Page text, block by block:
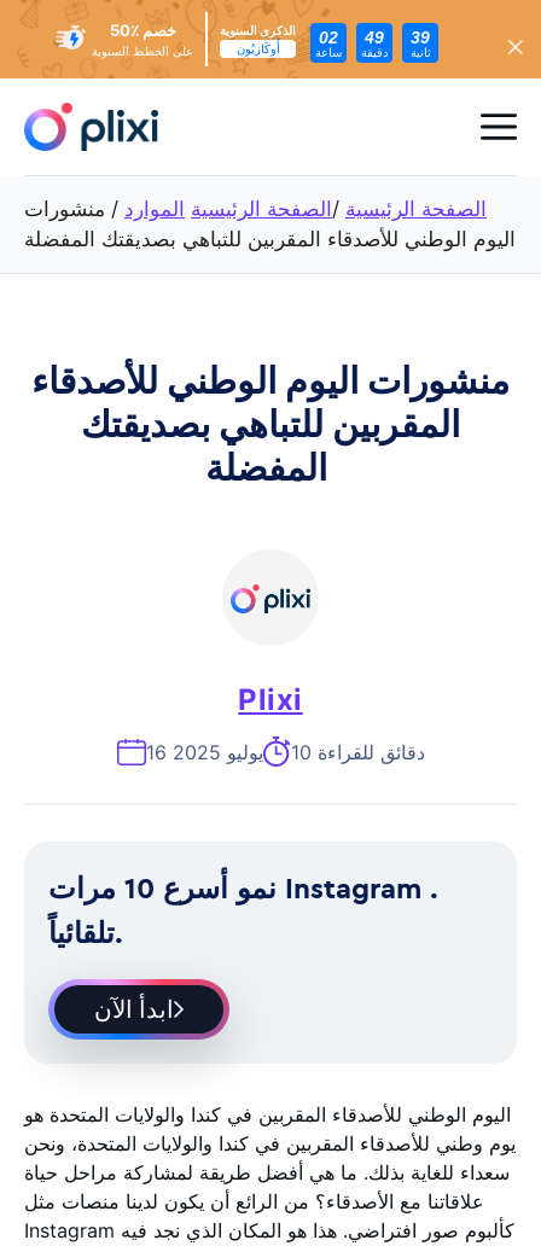
إلى
المحتوى
خصم ٪50
على الخطط السنوية
الذكرى السنوية
أُوكَازيُون
02
ساعة
49
دقيقة
37
ثانية
الصفحة الرئيسية / الصفحة الرئيسية الموارد / منشورات
اليوم الوطني للأصدقاء المقربين للتباهي بصديقتك المفضلة
منشورات اليوم الوطني للأصدقاء
المقربين للتباهي بصديقتك
Plixi
16 يوليو 2025 10 دقائق للقراءة
نمو أسرع 10 مرات Instagram .
تلقائياً.
ابدأ الآن
اليوم الوطني للأصدقاء المقربين في كندا والولايات المتحدة هو
يوم وطني للأصدقاء المقربين في كندا والولايات المتحدة، ونحن
سعداء للغاية بذلك. ما هي أفضل طريقة لمشاركة مراحل حياة
علاقاتنا مع الأصدقاء؟ من الرائع أن يكون لدينا منصات مثل
Instagram كألبوم صور افتراضي. هذا هو المكان الذي نجد فيه